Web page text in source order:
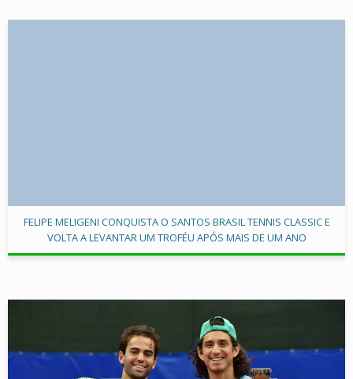
FELIPE MELIGENI CONQUISTA O SANTOS BRASIL TENNIS CLASSIC E
VOLTA A LEVANTAR UM TROFÉU APÓS MAIS DE UM ANO